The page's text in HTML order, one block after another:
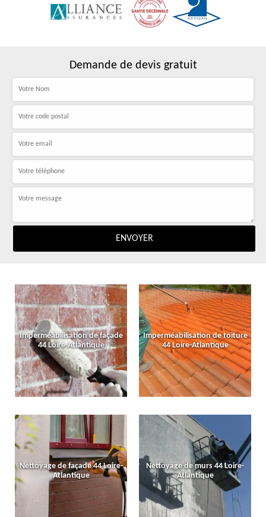
Demande de devis gratuit
Imperméabilisation de façade
44 Loire-Atlantique
Imperméabilisation de toiture
44 Loire-Atlantique
Nettoyage de façade 44 Loire-
Atlantique
Nettoyage de murs 44 Loire-
Atlantique